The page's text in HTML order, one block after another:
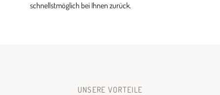
schnellstmöglich bei Ihnen zurück.
UNSERE VORTEILE